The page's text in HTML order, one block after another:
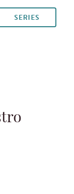
SERIES